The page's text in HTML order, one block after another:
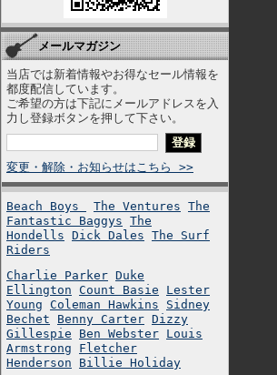
メールマガジン
当店では新着情報やお得なセール情報を
都度配信しています。
ご希望の方は下記にメールアドレスを入
力し登録ボタンを押して下さい。
変更・解除・お知らせはこちら >>
Beach Boys The Ventures The
Fantastic Baggys The
Hondells Dick Dales The Surf
Riders
Charlie Parker Duke
Ellington Count Basie
Lester
Young Coleman Hawkins
Sidney
Bechet
Benny Carter Dizzy
Gillespie
Ben Webster Louis
Armstrong
Fletcher
Henderson
Billie Holiday